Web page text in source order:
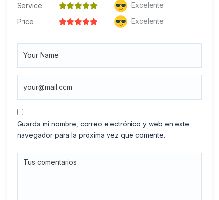
Service
Excelente
Price
Excelente
Guarda mi nombre, correo electrónico y web en este
navegador para la próxima vez que comente.